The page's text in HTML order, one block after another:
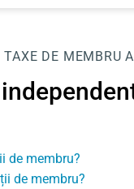
DE MEMBRU
de membru?
de membru?